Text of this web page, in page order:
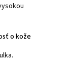
o kože